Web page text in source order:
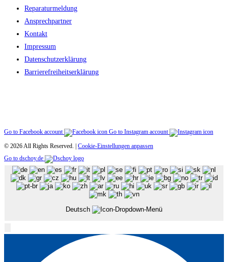
Reparaturmeldung
Ansprechpartner
Kontakt
Impressum
Datenschutzerklärung
Barriere­freiheitserklärung
Go to Facebook account
Go to Instagram account
© 2026 All Rights Reserved. | Cookie-Einstellungen anpassen
Go to dschoy.de
Deutsch